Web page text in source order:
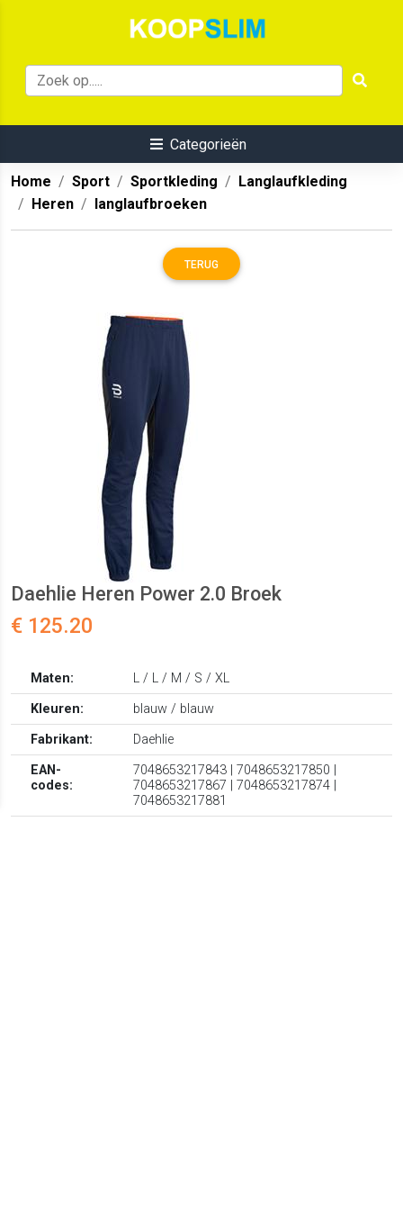
Categorieën
Home Sport Sportkleding
Langlaufkleding
Heren
langlaufbroeken
TERUG
Daehlie Heren Power 2.0 Broek
€ 125.20
Maten:
L / L / M / S / XL
Kleuren:
blauw / blauw
Fabrikant:
Daehlie
EAN-
codes:
7048653217843 | 7048653217850 |
7048653217867 | 7048653217874 |
7048653217881